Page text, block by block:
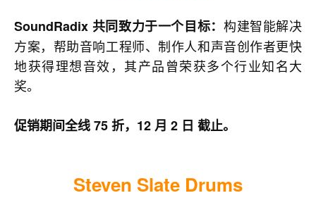
SoundRadix 共同致力于一个目标： 构建智能解决
方案，帮助音响工程师、制作人和声音创作者更快
地获得理想音效，其产品曾荣获多个行业知名大
奖。
促销期间全线 75 折，12 月 2 日 截止。
Steven Slate Drums